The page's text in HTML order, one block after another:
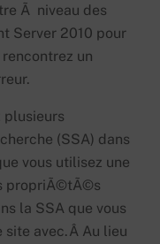
Ã niveau des
Server 2010 pour
un
plusieurs
(SSA) dans
vous utilisez une
propriÃ©tÃ©s
la SSA que vous
site avec.Â Au lieu